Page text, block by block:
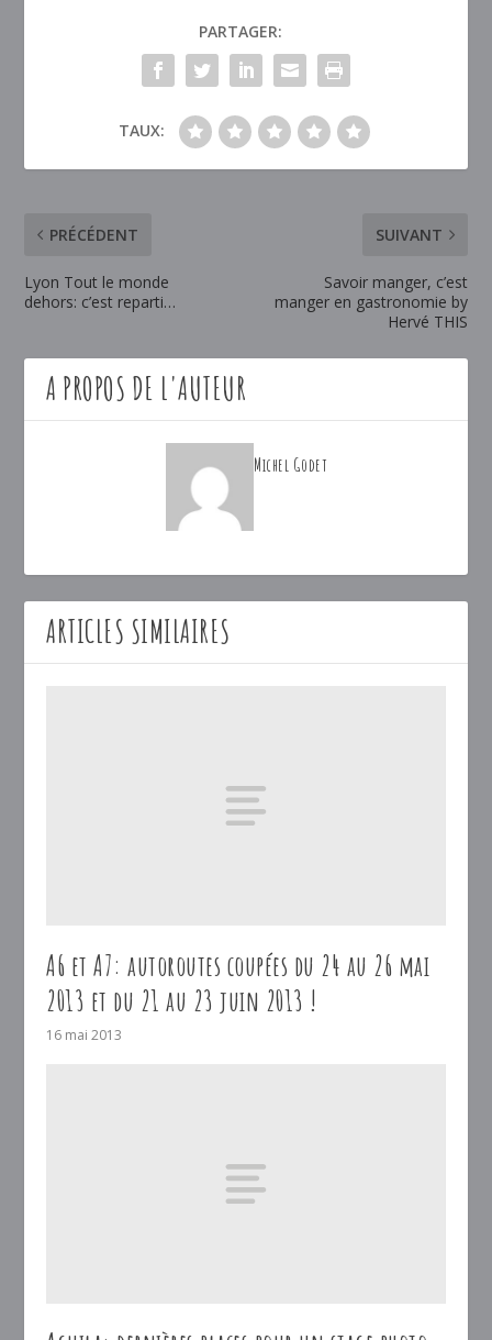
PARTAGER:
TAUX:
PRÉCÉDENT
Lyon Tout le monde
dehors: c’est reparti…
SUIVANT
Savoir manger, c’est
manger en gastronomie by
Hervé THIS
A PROPOS DE L'AUTEUR
Michel Godet
ARTICLES SIMILAIRES
A6 et A7: autoroutes coupées du 24 au 26 mai
2013 et du 21 au 23 juin 2013 !
16 mai 2013